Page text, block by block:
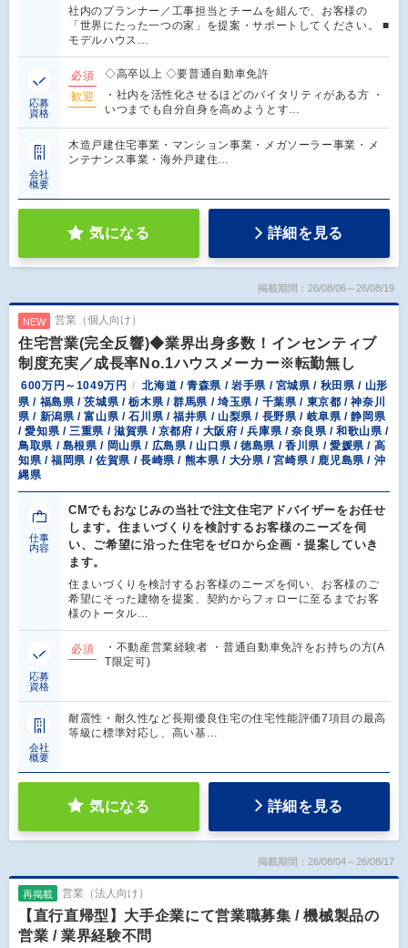
社内のプランナー／工事担当とチームを組んで、お客様の
「世界にたった一つの家」を提案・サポートしてください。 ■
モデルハウス…
応募
資格
必須
◇高卒以上 ◇要普通自動車免許
歓迎
・社内を活性化させるほどのバイタリティがある方 ・
いつまでも自分自身を高めようとす…
会社
概要
木造戸建住宅事業・マンション事業・メガソーラー事業・メ
ンテナンス事業・海外戸建住…
気になる 詳細を見る
掲載期間：26/08/06～26/08/19
NEW 営業（個人向け）
住宅営業(完全反響)◆業界出身多数！インセンティブ
制度充実／成長率No.1ハウスメーカー※転勤無し
600万円～1049万円
北海道 / 青森県 / 岩手県 / 宮城県 / 秋田県 / 山形
県 / 福島県 / 茨城県 / 栃木県 / 群馬県 / 埼玉県 / 千葉県 / 東京都 / 神奈川
県 / 新潟県 / 富山県 / 石川県 / 福井県 / 山梨県 / 長野県 / 岐阜県 / 静岡県
/ 愛知県 / 三重県 / 滋賀県 / 京都府 / 大阪府 / 兵庫県 / 奈良県 / 和歌山県 /
鳥取県 / 島根県 / 岡山県 / 広島県 / 山口県 / 徳島県 / 香川県 / 愛媛県 / 高
知県 / 福岡県 / 佐賀県 / 長崎県 / 熊本県 / 大分県 / 宮崎県 / 鹿児島県 / 沖
縄県
仕事
内容
CMでもおなじみの当社で注文住宅アドバイザーをお任せ
します。住まいづくりを検討するお客様のニーズを伺
い、ご希望に沿った住宅をゼロから企画・提案していき
ます。
住まいづくりを検討するお客様のニーズを伺い、お客様のご
希望にそった建物を提案、契約からフォローに至るまでお客
様のトータル…
応募
資格
必須
・不動産営業経験者 ・普通自動車免許をお持ちの方(A
T限定可)
会社
概要
耐震性・耐久性など長期優良住宅の住宅性能評価7項目の最高
等級に標準対応し、高い基…
気になる 詳細を見る
掲載期間：26/08/04～26/08/17
再掲載 営業（法人向け）
【直行直帰型】大手企業にて営業職募集 / 機械製品の
営業 / 業界経験不問